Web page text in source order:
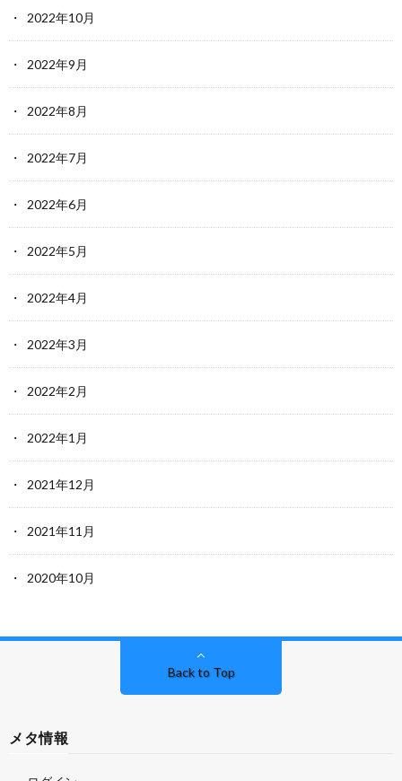
2022年10月
2022年9月
2022年8月
2022年7月
2022年6月
2022年5月
2022年4月
2022年3月
2022年2月
2022年1月
2021年12月
2021年11月
2020年10月
Back to Top
メタ情報